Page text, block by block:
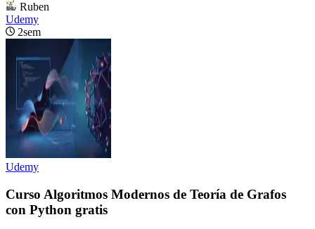
Ruben
Udemy
2sem
Udemy
Curso Algoritmos Modernos de Teoría de Grafos
con Python gratis